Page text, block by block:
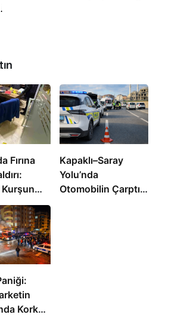
Fırına
Kapaklı–Saray
Yolu’nda
Otomobilin Çarptığı
Korku